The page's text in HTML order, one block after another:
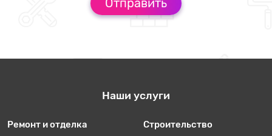
Наши услуги
Ремонт и отделка
Строительство